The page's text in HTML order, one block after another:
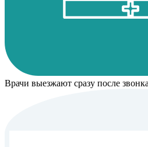
Врачи выезжают сразу после звонка